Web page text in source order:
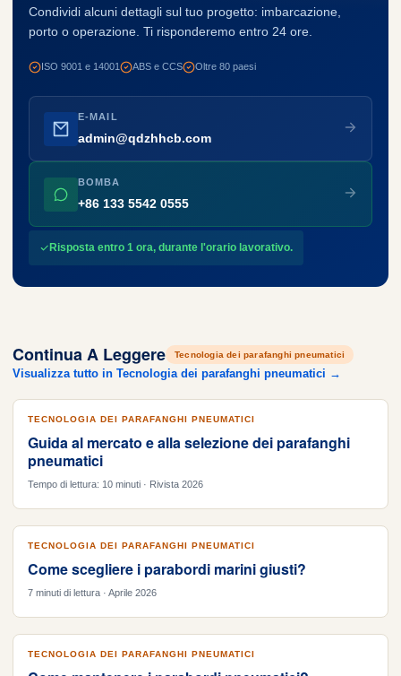
Condividi alcuni dettagli sul tuo progetto: imbarcazione,
porto o operazione. Ti risponderemo entro 24 ore.
ISO 9001 e 14001 ABS e CCS Oltre 80 paesi
E-MAIL
admin@qdzhhcb.com
BOMBA
+86 133 5542 0555
Risposta entro 1 ora, durante l'orario lavorativo.
Continua A Leggere Tecnologia dei parafanghi pneumatici
Visualizza tutto in Tecnologia dei parafanghi pneumatici →
TECNOLOGIA DEI PARAFANGHI PNEUMATICI
Guida al mercato e alla selezione dei parafanghi
pneumatici
Tempo di lettura: 10 minuti · Rivista 2026
TECNOLOGIA DEI PARAFANGHI PNEUMATICI
Come scegliere i parabordi marini giusti?
7 minuti di lettura · Aprile 2026
TECNOLOGIA DEI PARAFANGHI PNEUMATICI